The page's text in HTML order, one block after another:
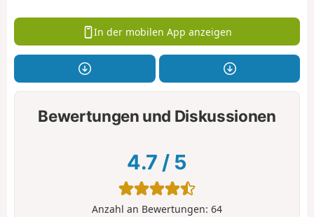
In der mobilen App anzeigen
Bewertungen und Diskussionen
4.7 / 5
Anzahl an Bewertungen: 64